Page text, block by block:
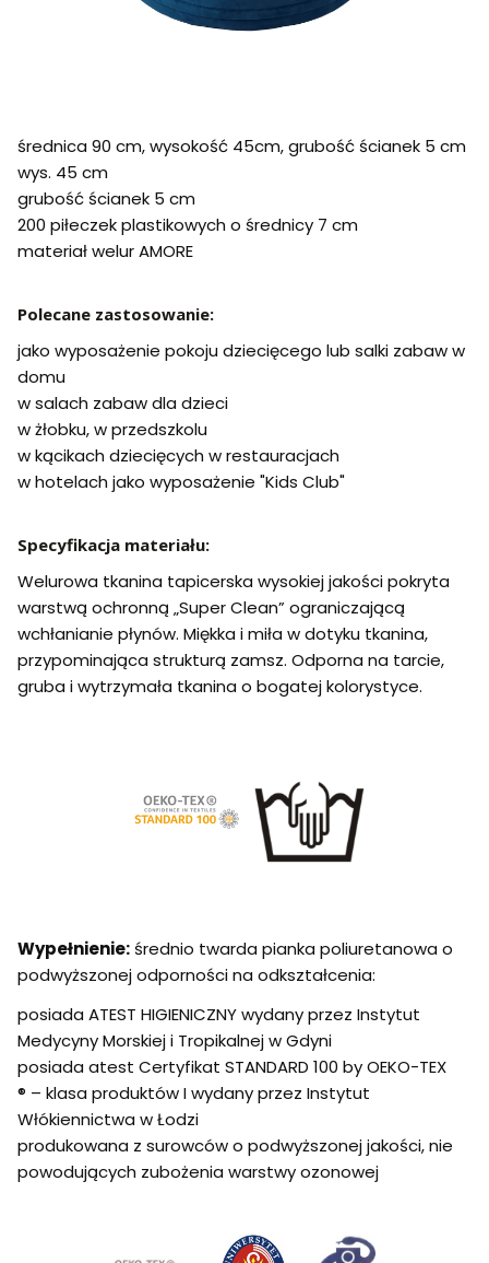
średnica 90 cm, wysokość 45cm, grubość ścianek 5 cm
wys. 45 cm
grubość ścianek 5 cm
200 piłeczek plastikowych o średnicy 7 cm
materiał welur AMORE
Polecane zastosowanie:
jako wyposażenie pokoju dziecięcego lub salki zabaw w
domu
w salach zabaw dla dzieci
w żłobku, w przedszkolu
w kącikach dziecięcych w restauracjach
w hotelach jako wyposażenie "Kids Club"
Specyfikacja materiału:
Welurowa tkanina tapicerska wysokiej jakości pokryta
warstwą ochronną „Super Clean” ograniczającą
wchłanianie płynów. Miękka i miła w dotyku tkanina,
przypominająca strukturą zamsz. Odporna na tarcie,
gruba i wytrzymała tkanina o bogatej kolorystyce.
Wypełnienie:średnio twarda pianka poliuretanowa o
podwyższonej odporności na odkształcenia:
posiada ATEST HIGIENICZNY wydany przez Instytut
Medycyny Morskiej i Tropikalnej w Gdyni
posiada atest Certyfikat STANDARD 100 by OEKO-TEX
® – klasa produktów I wydany przez Instytut
Włókiennictwa w Łodzi
produkowana z surowców o podwyższonej jakości, nie
powodujących zubożenia warstwy ozonowej